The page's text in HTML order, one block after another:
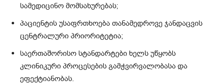
სამედიცინო მომსახურებას;
პაციენტის უსაფრთხოება თანამედროვე ჯანდაცვის
ცენტრალური პრიორიტეტია;
საერთაშორისო სტანდარტები ხელს უწყობს
კლინიკური პროცესების გამჭვირვალობასა და
ეფექტიანობას.